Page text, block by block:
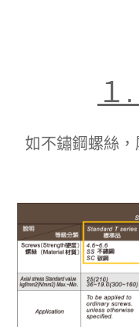
１
如不鏽鋼螺絲，